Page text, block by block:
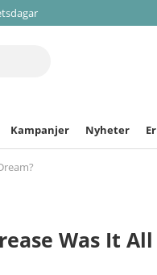
Kampanjer Nyheter
Was It